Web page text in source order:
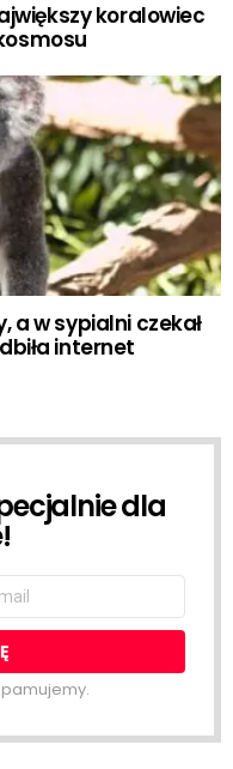
koralowiec
a w sypialni czekał
internet
dla